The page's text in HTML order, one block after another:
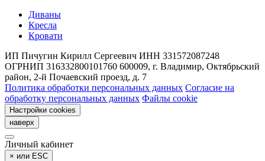
Диваны
Кресла
Кровати
ИП Пичугин Кирилл Сергеевич ИНН 331572087248
ОГРНИП 316332800101760 600009, г. Владимир, Октябрьский
район, 2-й Почаевский проезд, д. 7
Политика обработки персональных данных Согласие на
обработку персональных данных Файлы cookie
Настройки cookies
наверх
Личный кабинет
× или ESC